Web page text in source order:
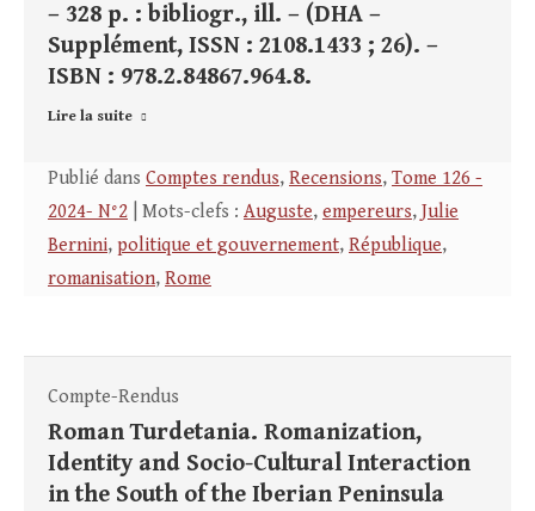
– 328 p. : bibliogr., ill. – (DHA –
Supplément, ISSN : 2108.1433 ; 26). –
ISBN : 978.2.84867.964.8.
Lire la suite
Publié dans Comptes rendus, Recensions, Tome 126 -
2024- N°2 | Mots-clefs : Auguste, empereurs, Julie
Bernini, politique et gouvernement, République,
romanisation, Rome
Compte-Rendus
Roman Turdetania. Romanization,
Identity and Socio-Cultural Interaction
in the South of the Iberian Peninsula